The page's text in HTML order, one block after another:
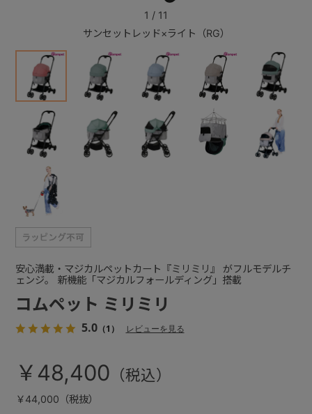
サンセットレッド×ライト（RG）
1 / 11
コムペット ミリミリ
5.0（1） レビューを見る
安心満載・マジカルペットカート『ミリミリ』 がフルモデルチ
ェンジ。 新機能「マジカルフォールディング」搭載
￥48,400
￥44,000（税抜）